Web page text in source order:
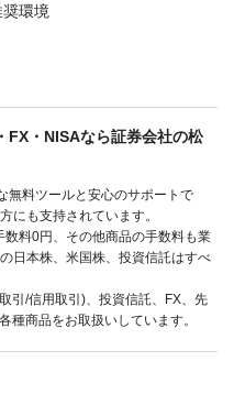
奨環境
FX・NISAなら証券会社の松
無料ツールと安心のサポートで
にも支持されています。
料0円、その他商品の手数料も業
日本株、米国株、投資信託はすべ
引/信用取引)、投資信託、FX、先
種商品をお取扱いしています。